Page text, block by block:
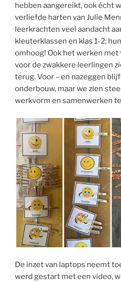
hebben aangereikt, ook écht
verliefde harten van Julie
leerkrachten veel aandacht
kleuterklassen en klas 1-2;
omhoog! Ook het werken
voor de zwakkere leerlingen
terug. Voor – en nazeggen
onderbouw, maar we zien
werkvorm en samenwerken
De inzet van laptops neemt
werd gestart met een video,